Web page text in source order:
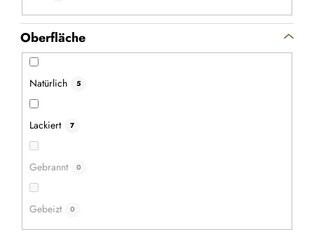
Oberfläche
Natürlich 5
Lackiert 7
Gebrannt 0
Gebeizt 0